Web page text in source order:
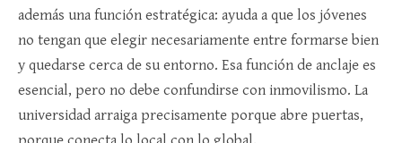
además una función estratégica: ayuda a que los jóvenes
no tengan que elegir necesariamente entre formarse bien
y quedarse cerca de su entorno. Esa función de anclaje es
esencial, pero no debe confundirse con inmovilismo. La
universidad arraiga precisamente porque abre puertas,